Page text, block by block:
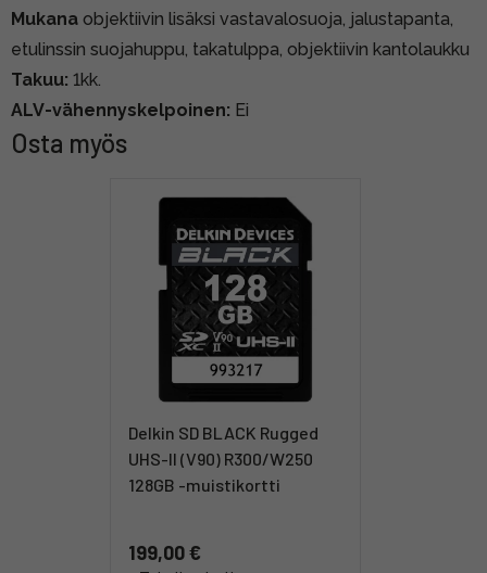
Mukana objektiivin lisäksi vastavalosuoja, jalustapanta,
etulinssin suojahuppu, takatulppa, objektiivin kantolaukku
Takuu: 1kk.
ALV-vähennyskelpoinen: Ei
Osta myös
Delkin SD BLACK Rugged
UHS-II (V90) R300/W250
128GB -muistikortti
199,00 €